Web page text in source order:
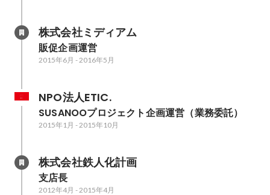
株式会社ミディアム
販促企画運営
2015年6月 -2016年5月
NPO法人ETIC.
SUSANOOプロジェクト企画運営（業務委託）
2015年1月 -2015年10月
株式会社鉄人化計画
支店長
2012年4月 -2015年4月